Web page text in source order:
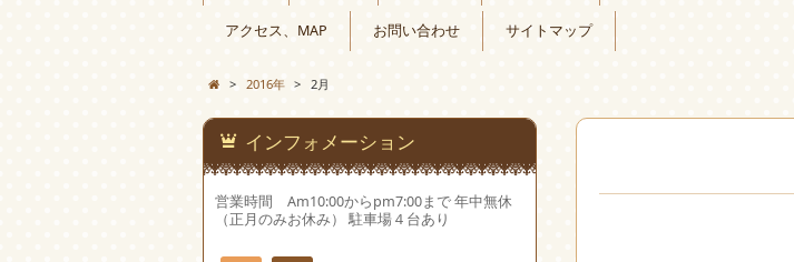
アクセス、MAP お問い合わせ サイトマップ
> 2016年 > 2月
インフォメーション
営業時間 Am10:00からpm7:00まで 年中無休
（正月のみお休み） 駐車場４台あり